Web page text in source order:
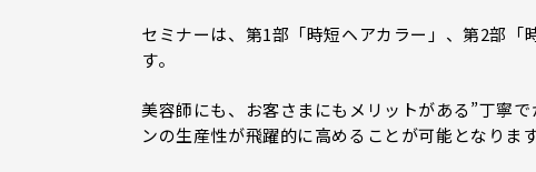
セミナーは、第1部「時短ヘアカラー」、第2部
す。
美容師にも、お客さまにもメリットがある”丁寧
ンの生産性が飛躍的に高めることが可能となりま